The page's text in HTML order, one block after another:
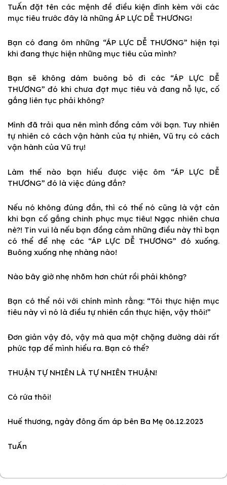
TuẤn đặt tên các mệnh đề điều kiện đính kèm với các
mục tiêu trước đây là những ÁP LỰC DỄ THƯƠNG!
Bạn có đang ôm những “ÁP LỰC DỄ THƯƠNG” hiện tại
khi đang thực hiện những mục tiêu của mình?
Bạn sẽ không dám buông bỏ đi các “ÁP LỰC DỄ
THƯƠNG” đó khi chưa đạt mục tiêu và đang nỗ lực, cố
gắng liên tục phải không?
Mình đã trải qua nên mình đồng cảm với bạn. Tuy nhiên
tự nhiên có cách vận hành của tự nhiên, Vũ trụ có cách
vận hành của Vũ trụ!
Làm thế nào bạn hiểu được việc ôm “ÁP LỰC DỄ
THƯƠNG” đó là việc đúng đắn?
Nếu nó không đúng đắn, thì có thể nó cũng là vật cản
khi bạn cố gắng chinh phục mục tiêu! Ngạc nhiên chưa
nè?! Tin vui là nếu bạn đồng cảm những điều này thì bạn
có thể để nhẹ các “ÁP LỰC DỄ THƯƠNG” đó xuống.
Buông xuống nhẹ nhàng nào!
Nào bây giờ nhẹ nhõm hơn chút rồi phải không?
Bạn có thể nói với chính mình rằng: “Tôi thực hiện mục
tiêu này vì nó là điều tự nhiên cần thực hiện, vậy thôi!”
Đơn giản vậy đó, vậy mà qua một chặng đường dài rất
phức tạp để mình hiểu ra. Bạn có thể?
THUẬN TỰ NHIÊN LÀ TỰ NHIÊN THUẬN!
Có rứa thôi!
Huế thương, ngày đông ấm áp bên Ba Mẹ 06.12.2023
TuẤn